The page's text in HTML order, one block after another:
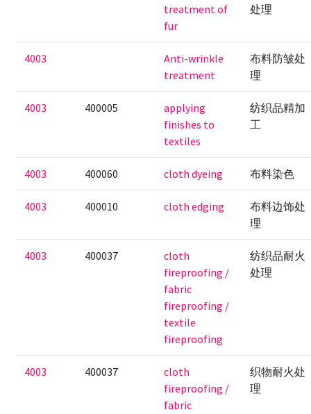
treatment of
fur
处理
4003
Anti-wrinkle
treatment
布料防皱处
理
4003 400005
applying
finishes to
textiles
纺织品精加
工
4003 400060 cloth dyeing 布料染色
4003 400010 cloth edging
布料边饰处
理
4003 400037
cloth
fireproofing /
fabric
fireproofing /
textile
fireproofing
纺织品耐火
处理
4003 400037
cloth
fireproofing /
fabric
织物耐火处
理